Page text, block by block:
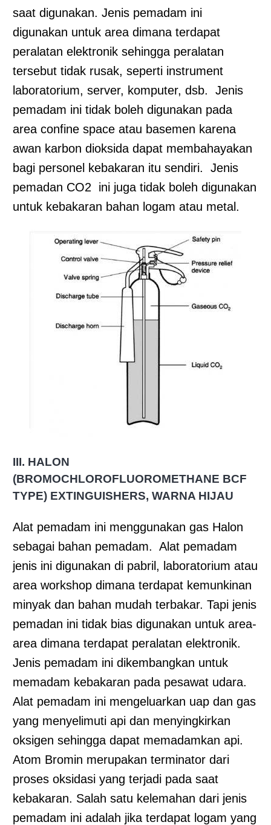
saat digunakan. Jenis pemadam ini
digunakan untuk area dimana terdapat
peralatan elektronik sehingga peralatan
tersebut tidak rusak, seperti instrument
laboratorium, server, komputer, dsb. Jenis
pemadam ini tidak boleh digunakan pada
area confine space atau basemen karena
awan karbon dioksida dapat membahayakan
bagi personel kebakaran itu sendiri. Jenis
pemadan CO2 ini juga tidak boleh digunakan
untuk kebakaran bahan logam atau metal.
III. HALON
(BROMOCHLOROFLUOROMETHANE BCF
TYPE) EXTINGUISHERS, WARNA HIJAU
Alat pemadam ini menggunakan gas Halon
sebagai bahan pemadam. Alat pemadam
jenis ini digunakan di pabril, laboratorium atau
area workshop dimana terdapat kemunkinan
minyak dan bahan mudah terbakar. Tapi jenis
pemadan ini tidak bias digunakan untuk area-
area dimana terdapat peralatan elektronik.
Jenis pemadam ini dikembangkan untuk
memadam kebakaran pada pesawat udara.
Alat pemadam ini mengeluarkan uap dan gas
yang menyelimuti api dan menyingkirkan
oksigen sehingga dapat memadamkan api.
Atom Bromin merupakan terminator dari
proses oksidasi yang terjadi pada saat
kebakaran. Salah satu kelemahan dari jenis
pemadam ini adalah jika terdapat logam yang